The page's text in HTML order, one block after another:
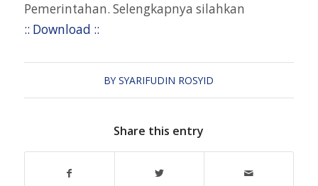
Pemerintahan. Selengkapnya silahkan
:: Download ::
BYSYARIFUDIN ROSYID
Share this entry